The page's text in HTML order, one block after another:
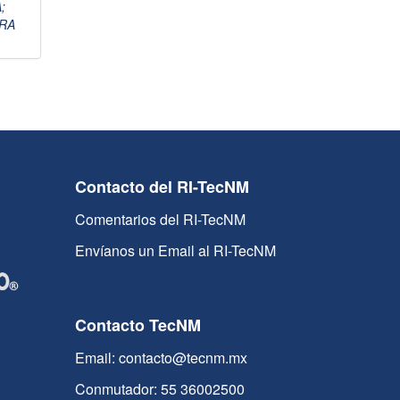
;
Contacto del RI-TecNM
Comentarios del RI-TecNM
Envíanos un Email al RI-TecNM
Contacto TecNM
Email: contacto@tecnm.mx
Conmutador: 55 36002500